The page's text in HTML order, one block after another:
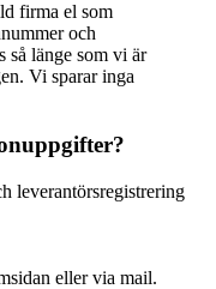
firma el som
och
så länge som vi är
Vi sparar inga
leverantörsregistrering
eller via mail.